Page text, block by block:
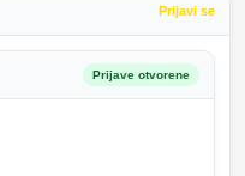
Prijavi se
Prijave otvorene